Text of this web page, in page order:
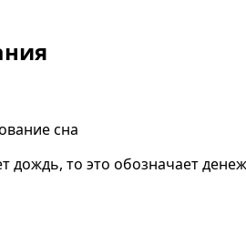
сна
дождь, то это обозначает